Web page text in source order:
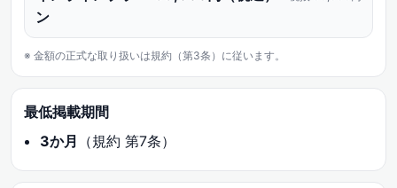
ン
※ 金額の正式な取り扱いは規約（第3条）に従います。
最低掲載期間
3か月
（規約 第7条）